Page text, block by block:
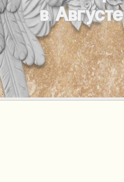
в Августе